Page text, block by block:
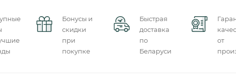
Бонусы и
скидки
при
покупке
Быстрая
доставка
по
Беларуси
от